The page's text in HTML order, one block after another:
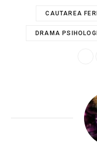
CAUTAREA
DRAMA